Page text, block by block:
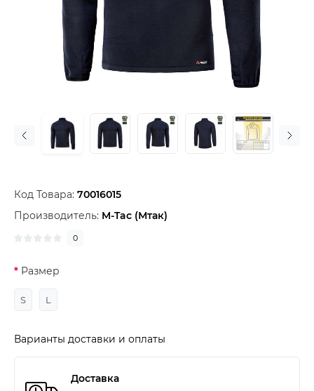
Код Товара: 70016015
Производитель: M-Tac (Мтак)
0
Размер
S L
Варианты доставки и оплаты
Доставка